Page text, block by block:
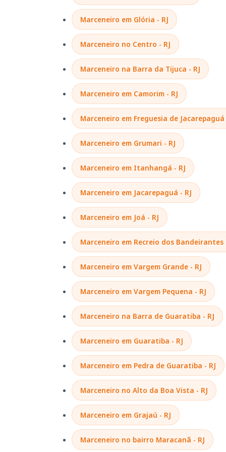
Marceneiro em Glória - RJ
Marceneiro no Centro - RJ
Marceneiro na Barra da Tijuca - RJ
Marceneiro em Camorim - RJ
Marceneiro em Freguesia de Jacarepaguá
Marceneiro em Grumari - RJ
Marceneiro em Itanhangá - RJ
Marceneiro em Jacarepaguá - RJ
Marceneiro em Joá - RJ
Marceneiro em Recreio dos Bandeirantes
Marceneiro em Vargem Grande - RJ
Marceneiro em Vargem Pequena - RJ
Marceneiro na Barra de Guaratiba - RJ
Marceneiro em Guaratiba - RJ
Marceneiro em Pedra de Guaratiba - RJ
Marceneiro no Alto da Boa Vista - RJ
Marceneiro em Grajaú - RJ
Marceneiro no bairro Maracanã - RJ